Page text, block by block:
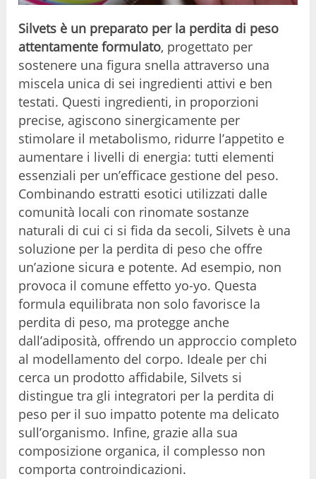
Silvets è un preparato per la perdita di peso
attentamente formulato, progettato per
sostenere una figura snella attraverso una
miscela unica di sei ingredienti attivi e ben
testati. Questi ingredienti, in proporzioni
precise, agiscono sinergicamente per
stimolare il metabolismo, ridurre l’appetito e
aumentare i livelli di energia: tutti elementi
essenziali per un’efficace gestione del peso.
Combinando estratti esotici utilizzati dalle
comunità locali con rinomate sostanze
naturali di cui ci si fida da secoli, Silvets è una
soluzione per la perdita di peso che offre
un’azione sicura e potente. Ad esempio, non
provoca il comune effetto yo-yo. Questa
formula equilibrata non solo favorisce la
perdita di peso, ma protegge anche
dall’adiposità, offrendo un approccio completo
al modellamento del corpo. Ideale per chi
cerca un prodotto affidabile, Silvets si
distingue tra gli integratori per la perdita di
peso per il suo impatto potente ma delicato
sull’organismo. Infine, grazie alla sua
composizione organica, il complesso non
comporta controindicazioni.